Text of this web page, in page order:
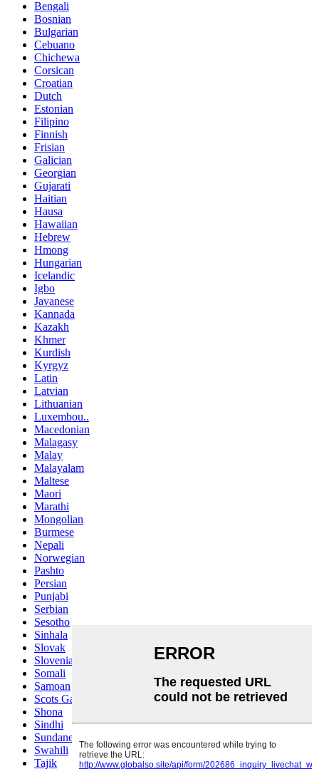
Bengali
Bosnian
Bulgarian
Cebuano
Chichewa
Corsican
Croatian
Dutch
Estonian
Filipino
Finnish
Frisian
Galician
Georgian
Gujarati
Haitian
Hausa
Hawaiian
Hebrew
Hmong
Hungarian
Icelandic
Igbo
Javanese
Kannada
Kazakh
Khmer
Kurdish
Kyrgyz
Latin
Latvian
Lithuanian
Luxembou..
Macedonian
Malagasy
Malay
Malayalam
Maltese
Maori
Marathi
Mongolian
Burmese
Nepali
Norwegian
Pashto
Persian
Punjabi
Serbian
Sesotho
Sinhala
Slovak
Slovenian
Somali
Samoan
Scots Gaelic
Shona
Sindhi
Sundanese
Swahili
Tajik